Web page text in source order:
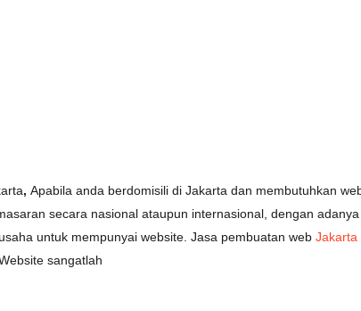
, Apabila anda berdomisili di Jakarta dan membutuhkan
secara nasional ataupun internasional, dengan
untuk mempunyai website. Jasa pembuatan web Jakarta
sangatlah